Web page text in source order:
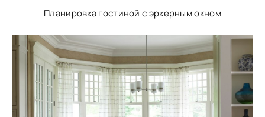
Планировка гостиной с эркерным окном